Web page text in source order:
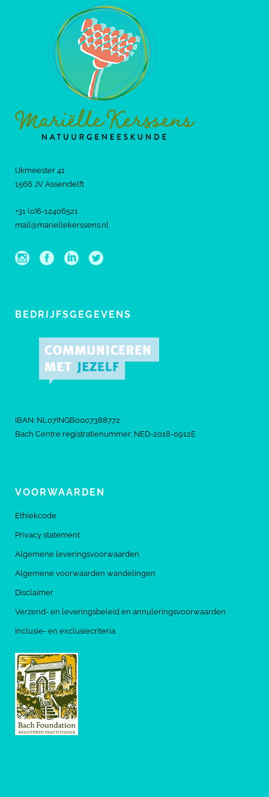
IJkmeester 41
1566 JV Assendelft
+31 (0)6-12406521
mail@mariellekerssens.nl
BEDRIJFSGEGEVENS
IBAN: NL07INGB0007388772
Bach Centre registratienummer: NED-2018-0912E
VOORWAARDEN
Ethiekcode
Privacy statement
Algemene leveringsvoorwaarden
Algemene voorwaarden wandelingen
Disclaimer
Verzend- en leveringsbeleid en annuleringsvoorwaarden
Inclusie- en exclusiecriteria